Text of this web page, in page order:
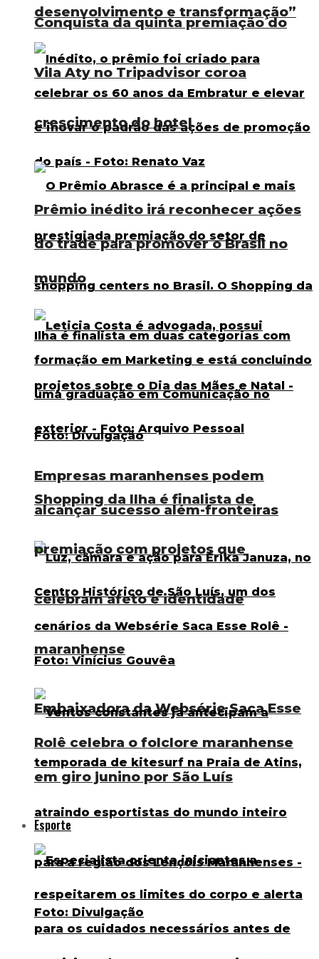
desenvolvimento e transformação”
Prêmio inédito irá reconhecer ações
do trade para promover o Brasil no
mundo
Empresas maranhenses podem
alcançar sucesso além-fronteiras
Embaixadora da Websérie Saca Esse
Rolê celebra o folclore maranhense
em giro junino por São Luís
Esporte
Conquista da quinta premiação do
Vila Aty no Tripadvisor coroa
crescimento do hotel
Shopping da Ilha é finalista de
premiação com projetos que
celebram afeto e identidade
maranhense